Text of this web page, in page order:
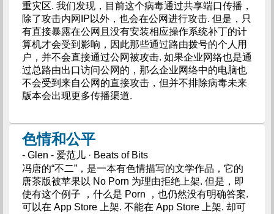
重灾区. 我们发现，目前这个病毒通过共享端口传播，
除了攻击内网IP以外，也会在公网进行攻击. 但是，只
有直接暴露在公网且没有安装相应操作系统补丁的计
算机才会受到影响，因此那些通过路由拨号的个人用
户，并不会直接通过公网被攻击. 如果企业网络也是通
过总路由出口访问公网的，那么企业网络中的电脑也
不会受到来自公网的直接攻击，但并不排除病毒未来
版本会出现更多传播渠道.
色情和公平
- Glen - 爱范儿 · Beats of Bits
冯唐的“不二”，是一本有色情描写的文学作品，它的
唐茶版被苹果以 No Porn 为理由拒绝上架. 但是，即
使有这个例子 ，什么是 Porn ，也仍然没有明确答案.
可以在 App Store 上架. 不能在 App Store 上架. 却可